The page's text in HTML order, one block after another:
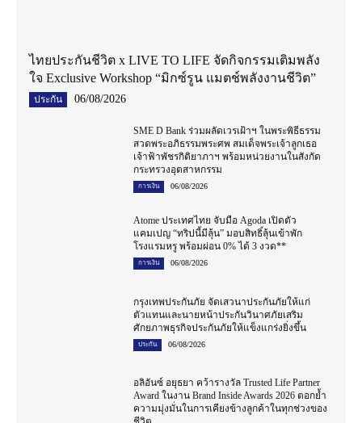
ไทยประกันชีวิต x LIVE TO LIFE จัดกิจกรรมเติมพลัง
ใจ Exclusive Workshop “มิกซ์รูน แมตช์พลังงานชีวิต”
ประกัน 06/08/2026
SME D Bank ร่วมผลัดเวรเฝ้าฯ ในพระพิธีธรรม
สวดพระอภิธรรมพระศพ สมเด็จพระเจ้าลูกเธอ
เจ้าฟ้าพัชรกิติยาภาฯ พร้อมหน่วยงานในสังกัด
กระทรวงอุตสาหกรรม
การเงิน 06/08/2026
Atome ประเทศไทย จับมือ Agoda เปิดตัว
แคมเปญ “ทริปนี้มีลุ้น” มอบสิทธิ์ลุ้นเข้าพัก
โรงแรมหรู พร้อมผ่อน 0% ได้ 3 งวด**
การเงิน 06/08/2026
กรุงเทพประกันภัย จัดเสวนาประกันภัยให้แก่
ตัวแทนและนายหน้าประกันวินาศภัยเสริม
ศักยภาพธุรกิจประกันภัยให้แข็งแกร่งยิ่งขึ้น
ประกัน 06/08/2026
อลิอันซ์ อยุธยา คว้ารางวัล Trusted Life Partner
Award ในงาน Brand Inside Awards 2026 ตอกย้ำ
ความมุ่งมั่นในการเคียงข้างลูกค้าในทุกช่วงของ